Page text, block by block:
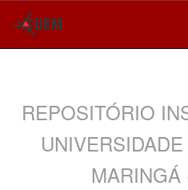
REPOSITÓRIO
MARINGÁ